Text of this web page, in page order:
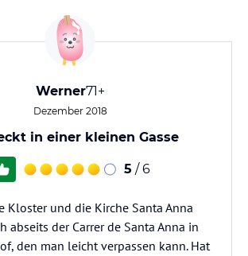
Werner71+
Dezember 2018
in einer kleinen Gasse
5 / 6
Kloster und die Kirche Santa Anna
abseits der Carrer de Santa Anna in
den man leicht verpassen kann. Hat